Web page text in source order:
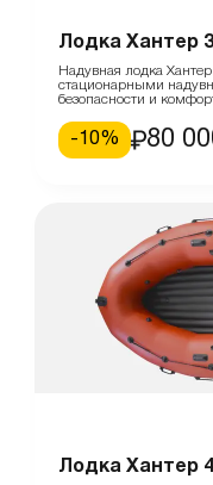
Лодка Хантер
Надувная лодка
стационарными
безопасности и
- 10% 80
Лодка Хантер